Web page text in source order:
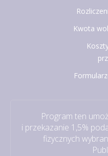
Kwota
Program ten
i przekazanie 1,5%
fizycznych